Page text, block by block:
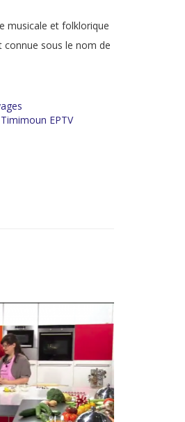
musicale et folklorique
sous le nom de
EPTV